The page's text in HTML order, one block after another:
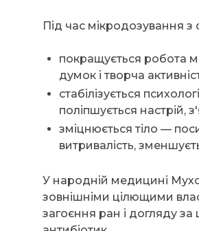
Під час мікродозування
покращується робота
думок і творча
стабілізується
поліпшується настрій,
зміцнюється тіло —
витривалість,
У народній медицині
зовнішніми цілющими
загоєння ран і догляду